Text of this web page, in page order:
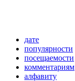
дате
популярности
посещаемости
комментариям
алфавиту